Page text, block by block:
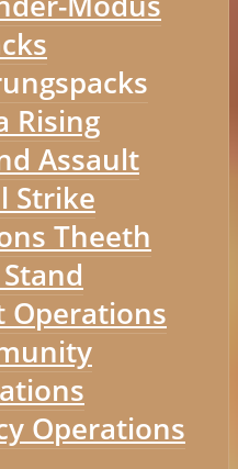
Rising
Assault
Strike
Theeth
Operations
Operations